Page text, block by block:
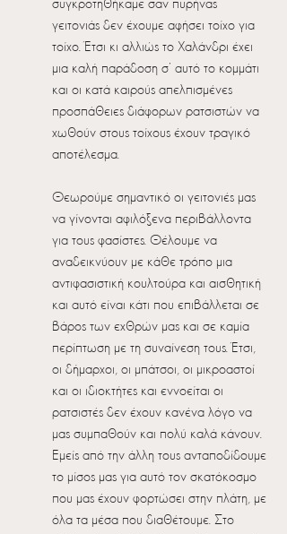
συγκροτηθήκαμε σαν πυρήνας
γειτονιάς δεν έχουμε αφήσει τοίχο για
τοίχο. Έτσι κι αλλιώς το Χαλάνδρι έχει
μια καλή παράδοση σ’ αυτό το κομμάτι
και οι κατά καιρούς απελπισμένες
προσπάθειες διάφορων ρατσιστών να
χωθούν στους τοίχους έχουν τραγικό
αποτέλεσμα.
Θεωρούμε σημαντικό οι γειτονιές μας
να γίνονται αφιλόξενα περιβάλλοντα
για τους φασίστες. Θέλουμε να
αναδεικνύουν με κάθε τρόπο μια
αντιφασιστική κουλτούρα και αισθητική
και αυτό είναι κάτι που επιβάλλεται σε
βάρος των εχθρών μας και σε καμία
περίπτωση με τη συναίνεση τους. Έτσι,
οι δήμαρχοι, οι μπάτσοι, οι μικροαστοί
και οι ιδιοκτήτες και εννοείται οι
ρατσιστές δεν έχουν κανένα λόγο να
μας συμπαθούν και πολύ καλά κάνουν.
Εμείς από την άλλη τους ανταποδίδουμε
το μίσος μας για αυτό τον σκατόκοσμο
που μας έχουν φορτώσει στην πλάτη, με
όλα τα μέσα που διαθέτουμε. Στο